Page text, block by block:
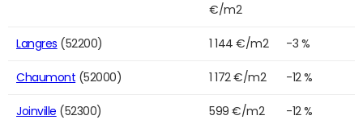
€/m2
Langres (52200) 1 144 €/m2 -3 %
Chaumont (52000) 1 172 €/m2 -12 %
Joinville (52300) 599 €/m2 -12 %